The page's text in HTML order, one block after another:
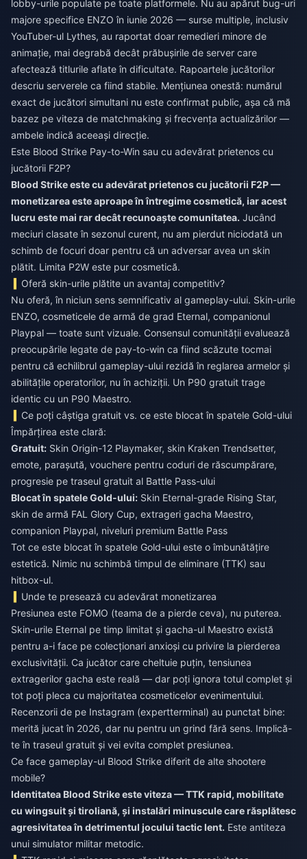
lobby-urile populate pe toate platformele. Nu au apărut bug-uri
majore specifice ENZO în iunie 2026 — surse multiple, inclusiv
YouTuber-ul Lythes, au raportat doar remedieri minore de
animație, mai degrabă decât prăbușirile de server care
afectează titlurile aflate în dificultate. Rapoartele jucătorilor
descriu serverele ca fiind stabile. Mențiunea onestă: numărul
exact de jucători simultani nu este confirmat public, așa că mă
bazez pe viteza de matchmaking și frecvența actualizărilor —
ambele indică aceeași direcție.
Este Blood Strike Pay-to-Win sau cu adevărat prietenos cu
jucătorii F2P?
Blood Strike este cu adevărat prietenos cu jucătorii F2P —
monetizarea este aproape în întregime cosmetică, iar acest
lucru este mai rar decât recunoaște comunitatea. Jucând
meciuri clasate în sezonul curent, nu am pierdut niciodată un
schimb de focuri doar pentru că un adversar avea un skin
plătit. Limita P2W este pur cosmetică.
Oferă skin-urile plătite un avantaj competitiv?
Nu oferă, în niciun sens semnificativ al gameplay-ului. Skin-urile
ENZO, cosmeticele de armă de grad Eternal, companionul
Playpal — toate sunt vizuale. Consensul comunității evaluează
preocupările legate de pay-to-win ca fiind scăzute tocmai
pentru că echilibrul gameplay-ului rezidă în reglarea armelor și
abilitățile operatorilor, nu în achiziții. Un P90 gratuit trage
identic cu un P90 Maestro.
Ce poți câștiga gratuit vs. ce este blocat în spatele Gold-ului
Împărțirea este clară:
Gratuit: Skin Origin-12 Playmaker, skin Kraken Trendsetter,
emote, parașută, vouchere pentru coduri de răscumpărare,
progresie pe traseul gratuit al Battle Pass-ului
Blocat în spatele Gold-ului: Skin Eternal-grade Rising Star,
skin de armă FAL Glory Cup, extrageri gacha Maestro,
companion Playpal, niveluri premium Battle Pass
Tot ce este blocat în spatele Gold-ului este o îmbunătățire
estetică. Nimic nu schimbă timpul de eliminare (TTK) sau
hitbox-ul.
Unde te presează cu adevărat monetizarea
Presiunea este FOMO (teama de a pierde ceva), nu puterea.
Skin-urile Eternal pe timp limitat și gacha-ul Maestro există
pentru a-i face pe colecționari anxioși cu privire la pierderea
exclusivității. Ca jucător care cheltuie puțin, tensiunea
extragerilor gacha este reală — dar poți ignora totul complet și
tot poți pleca cu majoritatea cosmeticelor evenimentului.
Recenzorii de pe Instagram (expertterminal) au punctat bine:
merită jucat în 2026, dar nu pentru un grind fără sens. Implică-
te în traseul gratuit și vei evita complet presiunea.
Ce face gameplay-ul Blood Strike diferit de alte shootere
mobile?
Identitatea Blood Strike este viteza — TTK rapid, mobilitate
cu wingsuit și tiroliană, și instalări minuscule care răsplătesc
agresivitatea în detrimentul jocului tactic lent. Este antiteza
unui simulator militar metodic.